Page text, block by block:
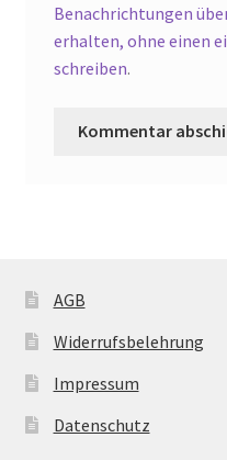
Benachrichtungen
erhalten, ohne einen
schreiben.
AGB
Widerrufsbelehrung
Impressum
Datenschutz